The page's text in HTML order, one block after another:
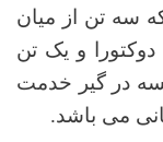
سه تن از میان
و یک تن
در گیر خدمت
می باشد.